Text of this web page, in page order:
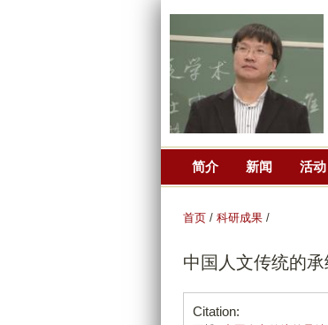
简介 新闻 活动
首页 / 科研成果 /
中国人文传统的
Citation: